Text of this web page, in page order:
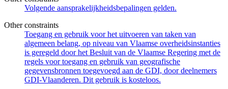
Volgende aansprakelijkheidsbepalingen gelden.
Other constraints
Toegang en gebruik voor het uitvoeren van taken van
algemeen belang, op niveau van Vlaamse overheidsinstanties
is geregeld door het Besluit van de Vlaamse Regering met de
regels voor toegang en gebruik van geografische
gegevensbronnen toegevoegd aan de GDI, door deelnemers
GDI-Vlaanderen. Dit gebruik is kosteloos.